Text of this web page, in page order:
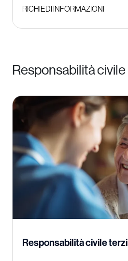
RICHIEDI INFORMAZIONI
Responsabilità civile
Responsabilità civile terzi